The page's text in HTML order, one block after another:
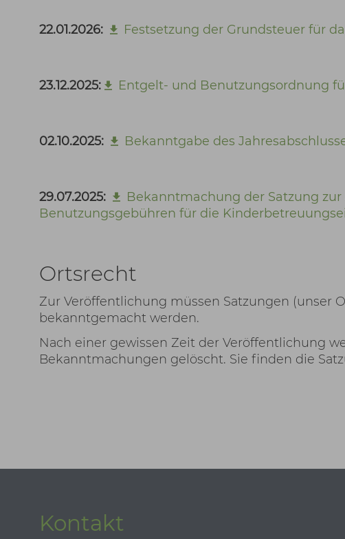
22.01.2026: Festsetzung der Grundsteuer für
23.12.2025: Entgelt- und Benutzungsordnung
02.10.2025: Bekanntgabe des
29.07.2025:
Bekanntmachung der Satzung
Benutzungsgebühren für die
Ortsrecht
Zur Veröffentlichung müssen Satzungen (unser
bekanntgemacht werden.
Nach einer gewissen Zeit der Veröffentlichung
Bekanntmachungen gelöscht. Sie finden die
Kontakt